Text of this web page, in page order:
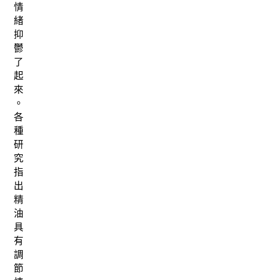
情
緒
抑
鬱
了
起
來
。
各
種
研
究
指
出
精
油
具
有
調
節